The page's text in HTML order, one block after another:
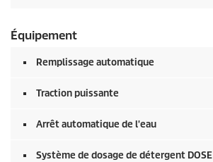
Équipement
Remplissage automatique
Traction puissante
Arrêt automatique de l'eau
Système de dosage de détergent DOSE